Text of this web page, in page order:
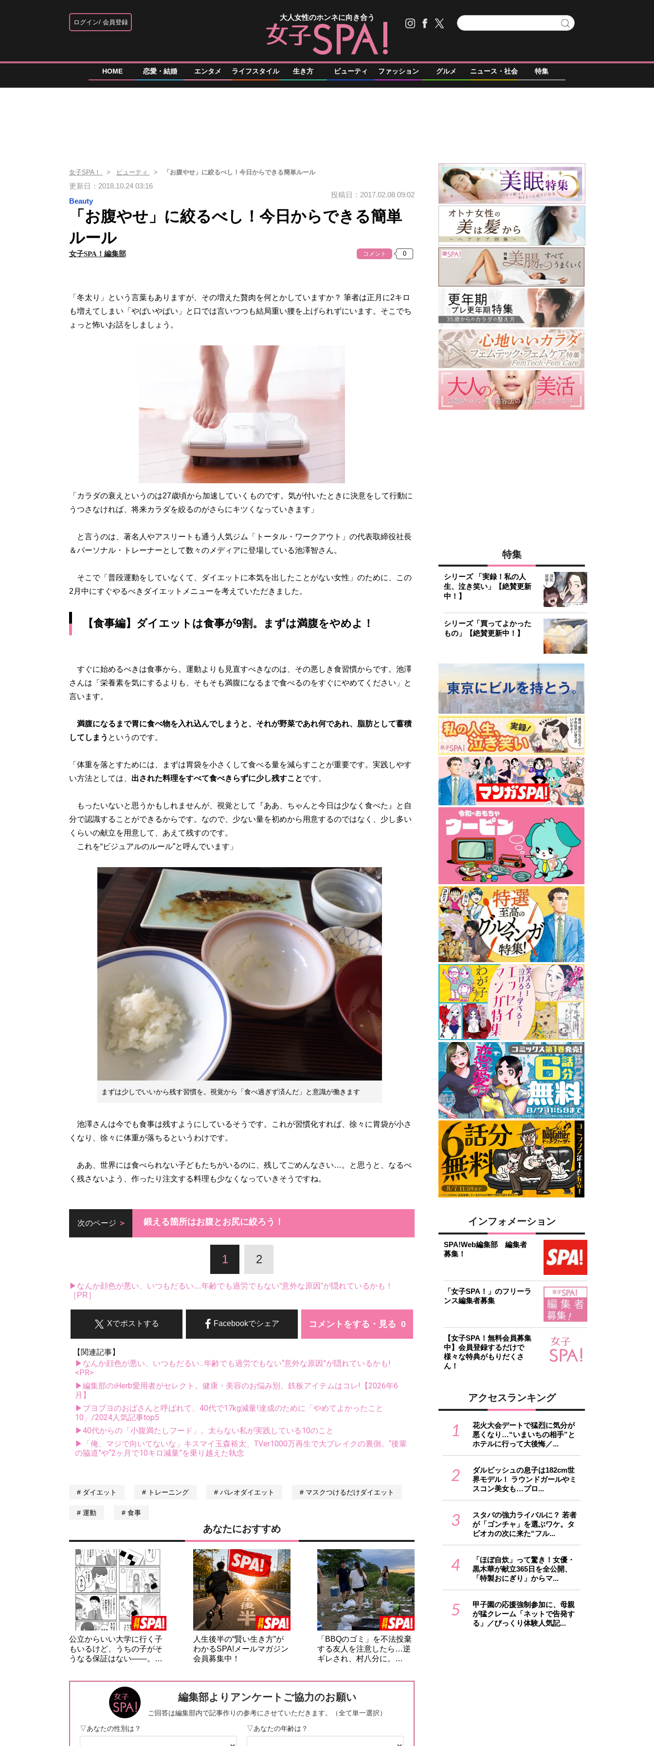
ログイン 会員登録
大人女性のホンネに向き合う
HOME 恋愛・結婚 エンタメ ライフスタイル 生き方 ビューティ ファッション グルメ ニュース・社会 特集
女子SPA！ ビューティ 「お腹やせ」に絞るべし！今日からできる簡単ルール
更新日：2018.10.24 03:16
Beauty
投稿日：2017.02.08 09:02
「お腹やせ」に絞るべし！今日からできる簡単
ルール
女子SPA！編集部 コメント
「冬太り」という言葉もありますが、その増えた贅肉を何とかしていますか？ 筆者は正月に2キロ
も増えてしまい「やばいやばい」と口では言いつつも結局重い腰を上げられずにいます。そこでち
ょっと怖いお話をしましょう。
「カラダの衰えというのは27歳頃から加速していくものです。気が付いたときに決意をして行動に
うつさなければ、将来カラダを絞るのがさらにキツくなっていきます」
と言うのは、著名人やアスリートも通う人気ジム「トータル・ワークアウト」の代表取締役社長
＆パーソナル・トレーナーとして数々のメディアに登場している池澤智さん。
そこで「普段運動をしていなくて、ダイエットに本気を出したことがない女性」のために、この
2月中にすぐやるべきダイエットメニューを考えていただきました。
【食事編】ダイエットは食事が9割。まずは満腹をやめよ！
すぐに始めるべきは食事から。運動よりも見直すべきなのは、その悪しき食習慣からです。池澤
さんは「栄養素を気にするよりも、そもそも満腹になるまで食べるのをすぐにやめてください」と
言います。
満腹になるまで胃に食べ物を入れ込んでしまうと、それが野菜であれ何であれ、脂肪として蓄積
してしまう というのです。
「体重を落とすためには、まずは胃袋を小さくして食べる量を減らすことが重要です。実践しやす
い方法としては、 出された料理をすべて食べきらずに少し残すことです。
もったいないと思うかもしれませんが、視覚として『ああ、ちゃんと今日は少なく食べた』と自
分で認識することができるからです。なので、少ない量を初めから用意するのではなく、少し多い
くらいの献立を用意して、あえて残すのです。
これを“ビジュアルのルール”と呼んでいます」
まずは少しでいいから残す習慣を。視覚から「食べ過ぎず済んだ」と意識が働きます
池澤さんは今でも食事は残すようにしているそうです。これが習慣化すれば、徐々に胃袋が小さ
くなり、徐々に体重が落ちるというわけです。
ああ、世界には食べられない子どもたちがいるのに、残してごめんなさい…。と思うと、なるべ
く残さないよう、作ったり注文する料理も少なくなっていきそうですね。
次のページ 鍛える箇所はお腹とお尻に絞ろう！
1 2
▶なんか顔色が悪い、いつもだるい…年齢でも過労でもない“意外な原因”が隠れているかも！
［PR］
コメントをする・見る
Facebookでシェア
Xでポストする
【関連記事】
▶なんか顔色が悪い、いつもだるい...年齢でも過労でもない“意外な原因”が隠れているかも!
<PR>
▶編集部のiHerb愛用者がセレクト。健康・美容のお悩み別、鉄板アイテムはコレ!【2026年6
月】
▶ブヨブヨのおばさんと呼ばれて、40代で17kg減量!達成のために「やめてよかったこと
10」/2024人気記事top5
▶40代からの「小腹満たしフード」。太らない私が実践している10のこと
▶「俺、マジで向いてないな」キスマイ玉森裕太、TVer1000万再生で大ブレイクの裏側。“後輩
の脇道”や“2ヶ月で10キロ減量”を乗り越えた執念
ダイエット トレーニング パレオダイエット マスクつけるだけダイエット
運動 食事
あなたにおすすめ
公立からいい大学に行く子
もいるけど、うちの子がそ
うなる保証はない――。…
人生後半の“賢い生き方”が
わかるSPA!メールマガジン
会員募集中！
「BBQのゴミ」を不法投棄
する友人を注意したら…逆
ギレされ、村八分に。…
特集
シリーズ 「実録！私の人
生、泣き笑い」【絶賛更新
中！】
シリーズ「買ってよかった
もの」【絶賛更新中！】
インフォメーション
SPA!Web編集部 編集者
募集！
「女子SPA！」のフリーラ
ンス編集者募集
【女子SPA！無料会員募集
中】会員登録するだけで
様々な特典がもりだくさ
ん！
アクセスランキング
1
花火大会デートで猛烈に気分が
悪くなり…“いまいちの相手”と
ホテルに行って大後悔／...
2
ダルビッシュの息子は182cm世
界モデル！ ラウンドガールやミ
スコン美女も…プロ...
3
スタバの強力ライバルに？ 若者
が「ゴンチャ」を選ぶワケ。タ
ピオカの次に来た“フル...
4
「ほぼ自炊」って驚き！女優・
黒木華が献立365日を全公開、
「特製おにぎり」からマ...
5
甲子園の応援強制参加に、母親
が猛クレーム「ネットで告発す
る」／びっくり体験人気記...